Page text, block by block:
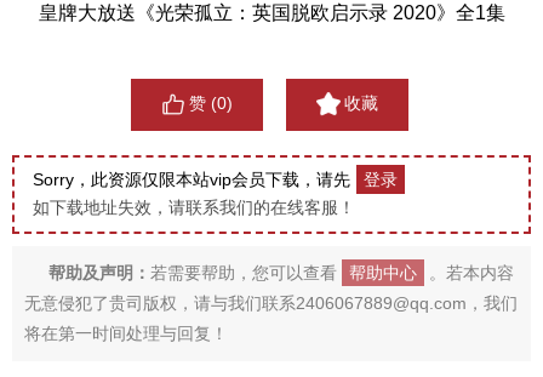
皇牌大放送《光荣孤立：英国脱欧启示录 2020》全1集
赞 (0) 收藏
Sorry，此资源仅限本站vip会员下载，请先
登录
如下载地址失效，请联系我们的在线客服！
帮助及声明： 若需要帮助，您可以查看 帮助中心
。若本内容
无意侵犯了贵司版权，请与我们联系2406067889@qq.com，我们
将在第一时间处理与回复！